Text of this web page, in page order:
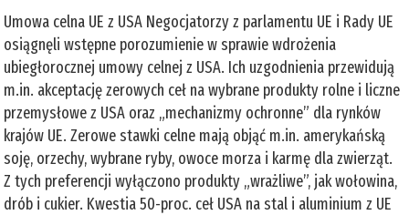
Umowa celna UE z USA Negocjatorzy z parlamentu UE i Rady UE
osiągnęli wstępne porozumienie w sprawie wdrożenia
ubiegłorocznej umowy celnej z USA. Ich uzgodnienia przewidują
m.in. akceptację zerowych ceł na wybrane produkty rolne i liczne
przemysłowe z USA oraz „mechanizmy ochronne” dla rynków
krajów UE. Zerowe stawki celne mają objąć m.in. amerykańską
soję, orzechy, wybrane ryby, owoce morza i karmę dla zwierząt.
Z tych preferencji wyłączono produkty „wrażliwe”, jak wołowina,
drób i cukier. Kwestia 50-proc. ceł USA na stal i aluminium z UE